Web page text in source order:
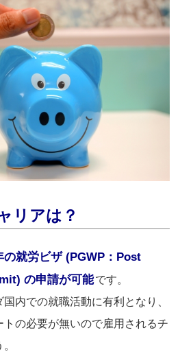
リアは？
の就労ビザ (PGWP：Post
の申請が可能です。
内での就職活動に有利となり、
の必要が無いので雇用されるチ